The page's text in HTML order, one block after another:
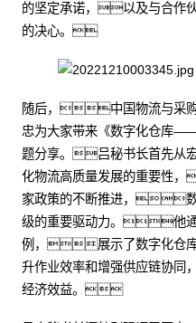
的坚定承诺，以及与合作
的决心。
随后，中国物流与采购
忠为大家带来《数字化仓库
题分享。吕秘书长首先从
化物流高质量发展的重要
家政策的不断推进，数
级的重要驱动力。他通
例，展示了数字化仓
升作业效率和增强供应链协
经济效益。